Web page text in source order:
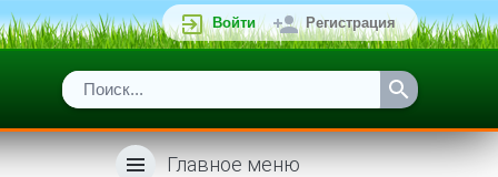
Войти Регистрация
Главное меню